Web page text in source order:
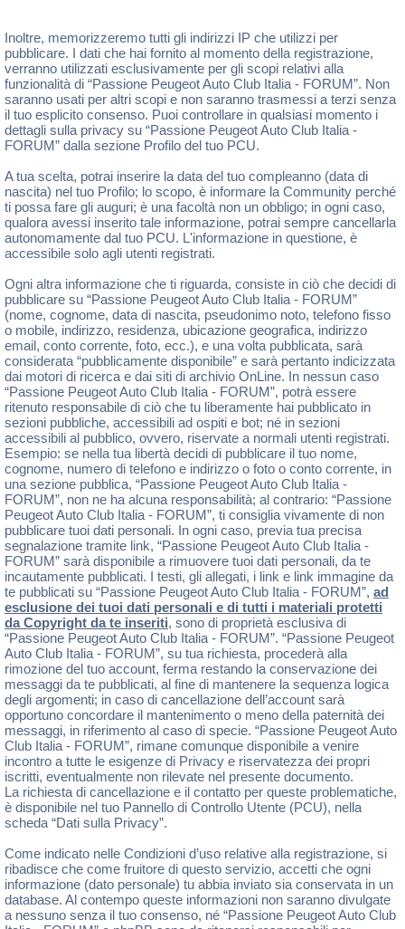
Inoltre, memorizzeremo tutti gli indirizzi IP che utilizzi per
pubblicare. I dati che hai fornito al momento della registrazione,
verranno utilizzati esclusivamente per gli scopi relativi alla
funzionalità di “Passione Peugeot Auto Club Italia - FORUM”. Non
saranno usati per altri scopi e non saranno trasmessi a terzi senza
il tuo esplicito consenso. Puoi controllare in qualsiasi momento i
dettagli sulla privacy su “Passione Peugeot Auto Club Italia -
FORUM” dalla sezione Profilo del tuo PCU.
A tua scelta, potrai inserire la data del tuo compleanno (data di
nascita) nel tuo Profilo; lo scopo, è informare la Community perché
ti possa fare gli auguri; è una facoltà non un obbligo; in ogni caso,
qualora avessi inserito tale informazione, potrai sempre cancellarla
autonomamente dal tuo PCU. L'informazione in questione, è
accessibile solo agli utenti registrati.
Ogni altra informazione che ti riguarda, consiste in ciò che decidi di
pubblicare su “Passione Peugeot Auto Club Italia - FORUM”
(nome, cognome, data di nascita, pseudonimo noto, telefono fisso
o mobile, indirizzo, residenza, ubicazione geografica, indirizzo
email, conto corrente, foto, ecc.), e una volta pubblicata, sarà
considerata “pubblicamente disponibile” e sarà pertanto indicizzata
dai motori di ricerca e dai siti di archivio OnLine. In nessun caso
“Passione Peugeot Auto Club Italia - FORUM”, potrà essere
ritenuto responsabile di ciò che tu liberamente hai pubblicato in
sezioni pubbliche, accessibili ad ospiti e bot; né in sezioni
accessibili al pubblico, ovvero, riservate a normali utenti registrati.
Esempio: se nella tua libertà decidi di pubblicare il tuo nome,
cognome, numero di telefono e indirizzo o foto o conto corrente, in
una sezione pubblica, “Passione Peugeot Auto Club Italia -
FORUM”, non ne ha alcuna responsabilità; al contrario: “Passione
Peugeot Auto Club Italia - FORUM”, ti consiglia vivamente di non
pubblicare tuoi dati personali. In ogni caso, previa tua precisa
segnalazione tramite link, “Passione Peugeot Auto Club Italia -
FORUM” sarà disponibile a rimuovere tuoi dati personali, da te
incautamente pubblicati. I testi, gli allegati, i link e link immagine da
te pubblicati su “Passione Peugeot Auto Club Italia - FORUM”, ad
esclusione dei tuoi dati personali e di tutti i materiali protetti
da Copyright da te inseriti, sono di proprietà esclusiva di
“Passione Peugeot Auto Club Italia - FORUM”. “Passione Peugeot
Auto Club Italia - FORUM”, su tua richiesta, procederà alla
rimozione del tuo account, ferma restando la conservazione dei
messaggi da te pubblicati, al fine di mantenere la sequenza logica
degli argomenti; in caso di cancellazione dell’account sarà
opportuno concordare il mantenimento o meno della paternità dei
messaggi, in riferimento al caso di specie. “Passione Peugeot Auto
Club Italia - FORUM”, rimane comunque disponibile a venire
incontro a tutte le esigenze di Privacy e riservatezza dei propri
iscritti, eventualmente non rilevate nel presente documento.
La richiesta di cancellazione e il contatto per queste problematiche,
è disponibile nel tuo Pannello di Controllo Utente (PCU), nella
scheda “Dati sulla Privacy”.
Come indicato nelle Condizioni d’uso relative alla registrazione, si
ribadisce che come fruitore di questo servizio, accetti che ogni
informazione (dato personale) tu abbia inviato sia conservata in un
database. Al contempo queste informazioni non saranno divulgate
a nessuno senza il tuo consenso, né “Passione Peugeot Auto Club